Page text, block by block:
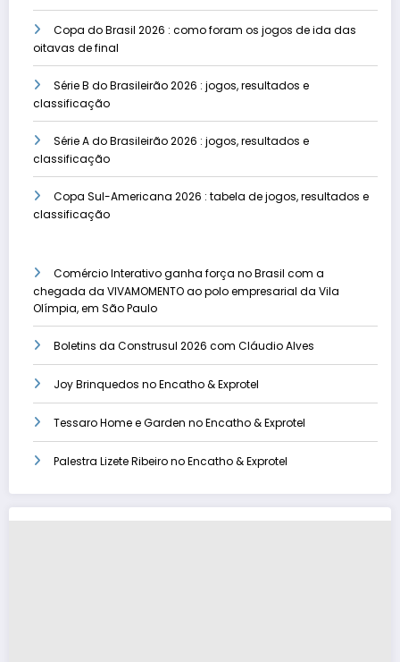
Copa do Brasil 2026 : como foram os jogos de ida das
oitavas de final
Série B do Brasileirão 2026 : jogos, resultados e
classificação
Série A do Brasileirão 2026 : jogos, resultados e
classificação
Copa Sul-Americana 2026 : tabela de jogos, resultados e
classificação
Comércio Interativo ganha força no Brasil com a
chegada da VIVAMOMENTO ao polo empresarial da Vila
Olímpia, em São Paulo
Boletins da Construsul 2026 com Cláudio Alves
Joy Brinquedos no Encatho & Exprotel
Tessaro Home e Garden no Encatho & Exprotel
Palestra Lizete Ribeiro no Encatho & Exprotel